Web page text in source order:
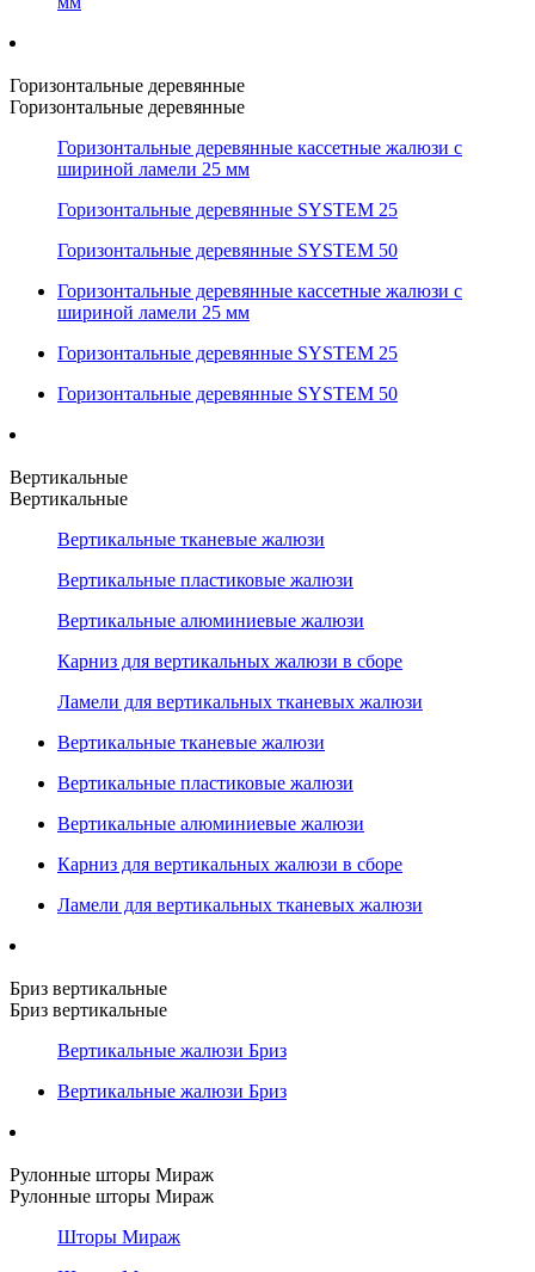
Горизонтальные деревянные
Горизонтальные деревянные
Горизонтальные деревянные кассетные жалюзи с
шириной ламели 25 мм
Горизонтальные деревянные SYSTEM 25
Горизонтальные деревянные SYSTEM 50
Горизонтальные деревянные кассетные жалюзи с
шириной ламели 25 мм
Горизонтальные деревянные SYSTEM 25
Горизонтальные деревянные SYSTEM 50
Вертикальные
Вертикальные
Вертикальные тканевые жалюзи
Вертикальные пластиковые жалюзи
Вертикальные алюминиевые жалюзи
Карниз для вертикальных жалюзи в сборе
Ламели для вертикальных тканевых жалюзи
Вертикальные тканевые жалюзи
Вертикальные пластиковые жалюзи
Вертикальные алюминиевые жалюзи
Карниз для вертикальных жалюзи в сборе
Ламели для вертикальных тканевых жалюзи
Бриз вертикальные
Бриз вертикальные
Вертикальные жалюзи Бриз
Вертикальные жалюзи Бриз
Рулонные шторы Мираж
Рулонные шторы Мираж
Шторы Мираж